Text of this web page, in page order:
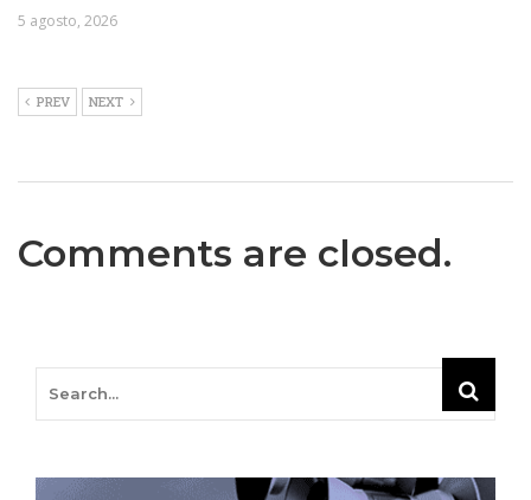
5 agosto, 2026
PREV NEXT
Comments are closed.